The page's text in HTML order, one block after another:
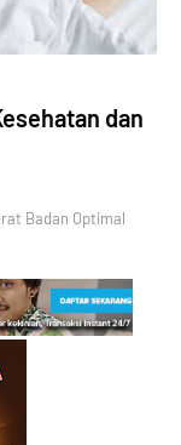
dan
Badan Optimal